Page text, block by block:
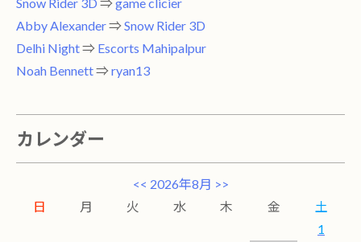
Abby Alexander⇒ Snow Rider 3D
Delhi Night⇒ Escorts Mahipalpur
Noah Bennett⇒ ryan13
カレンダー
<< 2026年8月 >>
日
月 火 水 木 金
土
1